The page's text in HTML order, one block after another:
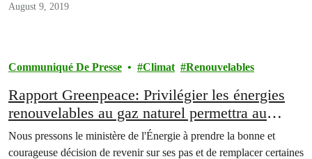
August 9, 2019
Communiqué De Presse Climat Renouvelables
Rapport Greenpeace: Privilégier les énergies
renouvelables au gaz naturel permettra au
gouvernement libanais d’économiser de
l’argent
Nous pressons le ministère de l'Énergie à prendre la bonne et
courageuse décision de revenir sur ses pas et de remplacer certaines